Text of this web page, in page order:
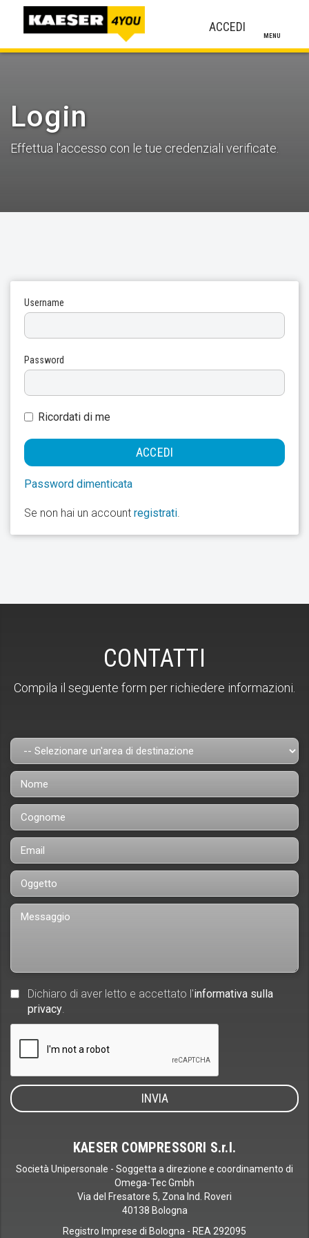
ACCEDI
MENU
Login
Effettua l'accesso con le tue credenziali verificate.
Username
Password
Ricordati di me
Password dimenticata
Se non hai un account registrati.
CONTATTI
Compila il seguente form per richiedere informazioni.
Dichiaro di aver letto e accettato l'informativa sulla
privacy.
KAESER COMPRESSORI S.r.l.
Società Unipersonale - Soggetta a direzione e coordinamento di
Omega-Tec Gmbh
Via del Fresatore 5, Zona Ind. Roveri
40138 Bologna
Registro Imprese di Bologna - REA 292095